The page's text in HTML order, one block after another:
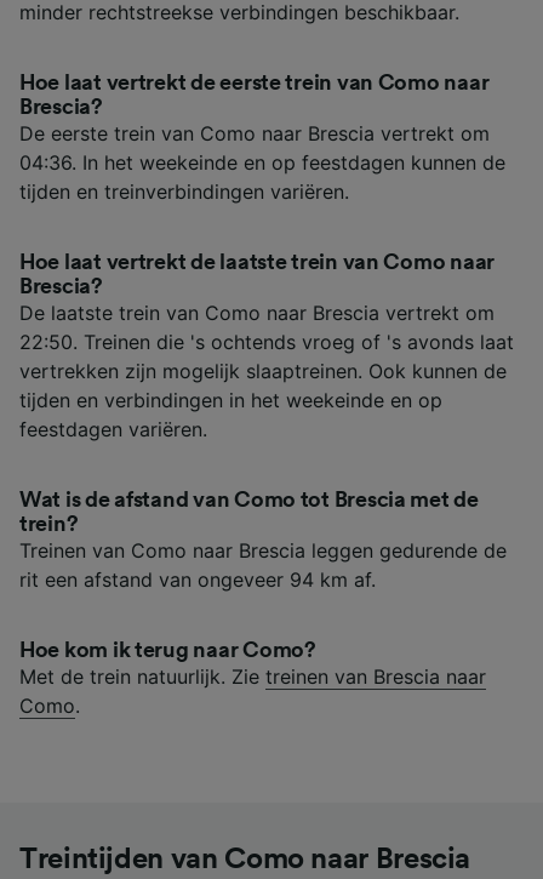
minder rechtstreekse verbindingen beschikbaar.
Hoe laat vertrekt de eerste trein van Como naar
Brescia?
De eerste trein van Como naar Brescia vertrekt om
04:36. In het weekeinde en op feestdagen kunnen de
tijden en treinverbindingen variëren.
Hoe laat vertrekt de laatste trein van Como naar
Brescia?
De laatste trein van Como naar Brescia vertrekt om
22:50. Treinen die 's ochtends vroeg of 's avonds laat
vertrekken zijn mogelijk slaaptreinen. Ook kunnen de
tijden en verbindingen in het weekeinde en op
feestdagen variëren.
Wat is de afstand van Como tot Brescia met de
trein?
Treinen van Como naar Brescia leggen gedurende de
rit een afstand van ongeveer 94 km af.
Hoe kom ik terug naar Como?
Met de trein natuurlijk. Zie treinen van Brescia naar
Como.
Treintijden van Como naar Brescia